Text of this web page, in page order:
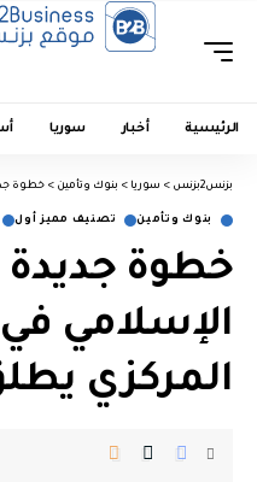
الرئيسية أخبار سوريا
بزنس2بزنس > سوريا > بنوك وتأمين > خطوة
بنوك وتأمين تصنيف مميز أول
خطوة جديدة
الإسلامي
المركزي